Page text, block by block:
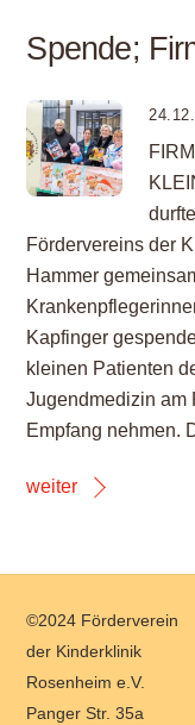
Spende;
Fördervereins der
Hammer
Kapfinger
kleinen Patienten
Jugendmedizin am
Empfang nehmen.
weiter
To
Top
©2024 Förderverein
der Kinderklinik
Rosenheim e.V.
Panger Str. 35a